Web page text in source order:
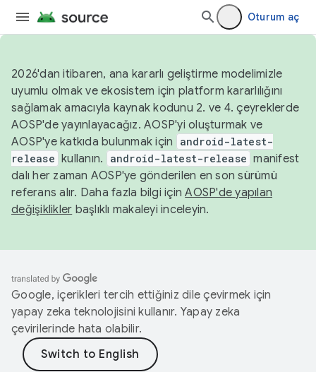
Oturum aç
2026'dan itibaren, ana kararlı geliştirme modelimizle
uyumlu olmak ve ekosistem için platform kararlılığını
sağlamak amacıyla kaynak kodunu 2. ve 4. çeyreklerde
AOSP'de yayınlayacağız. AOSP'yi oluşturmak ve
AOSP'ye katkıda bulunmak için
android-latest-
release kullanın. android-latest-release manifest
dalı her zaman AOSP'ye gönderilen en son sürümü
referans alır. Daha fazla bilgi içinAOSP'de yapılan
değişiklikler başlıklı makaleyi inceleyin.
Google, içerikleri tercih ettiğiniz dile çevirmek için
yapay zeka teknolojisini kullanır. Yapay zeka
çevirilerinde hata olabilir.